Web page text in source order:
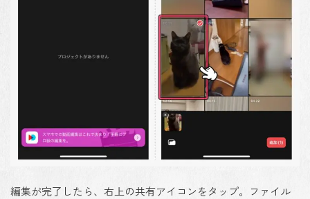
編集が完了したら、右上の共有アイコンをタップ。ファイル